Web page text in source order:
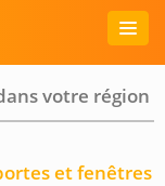
votre région
et fenêtres